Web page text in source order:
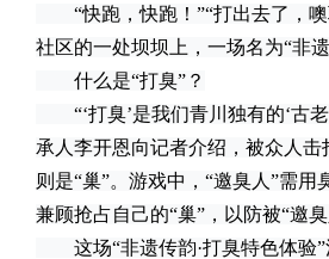
“快跑，快跑！”“打出去了，噢
社区的一处坝坝上，一场名为“非
什么是“打臭”？
“‘打臭’是我们青川独有的‘古老
承人李开恩向记者介绍，被众人
则是“巢”。游戏中，“邀臭人”需
兼顾抢占自己的“巢”，以防被“邀
这场“非遗传韵·打臭特色体验”